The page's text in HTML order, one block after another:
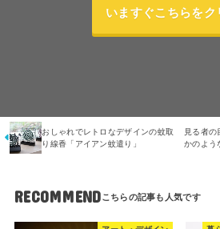
いますぐこちらをク
おしゃれでレトロなデザインの蚊取
り線香「アイアン蚊遣り」
見る者の
かのよう
RECOMMEND